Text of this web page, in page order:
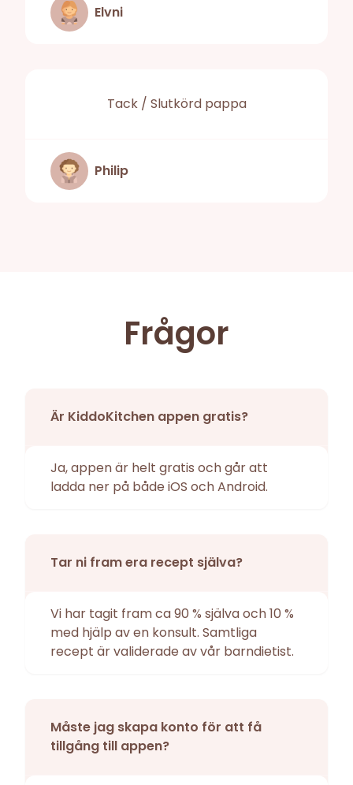
Elvni
Tack / Slutkörd pappa
Philip
Frågor
Är KiddoKitchen appen gratis?
Ja, appen är helt gratis och går att
ladda ner på både iOS och Android.
Tar ni fram era recept själva?
Vi har tagit fram ca 90 % själva och 10 %
med hjälp av en konsult. Samtliga
recept är validerade av vår barndietist.
Måste jag skapa konto för att få
tillgång till appen?